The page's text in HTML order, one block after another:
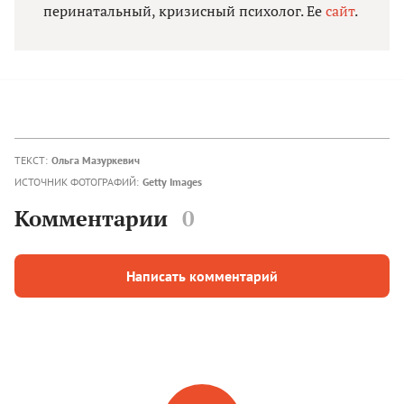
перинатальный, кризисный психолог. Еесайт.
ТЕКСТ: Ольга Мазуркевич
ИСТОЧНИК ФОТОГРАФИЙ: Getty Images
Комментарии 0
Написать комментарий